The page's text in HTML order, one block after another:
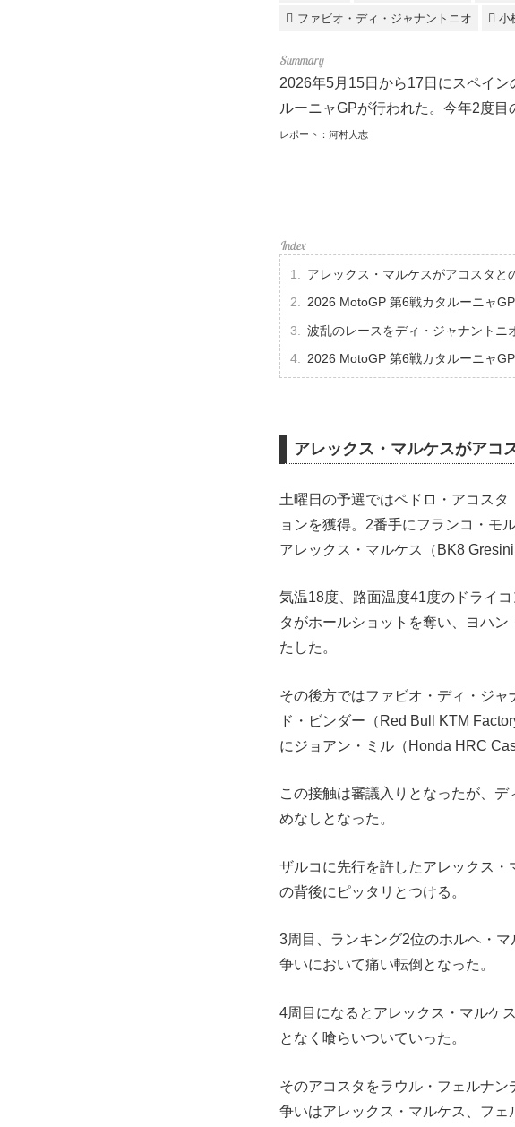
ファビオ・ディ・ジャナントニオ 小
2026年5月15日から17日にスペイ
ルーニャGPが行われた。今年2度目
レポート：河村大志
アレックス・マルケスがアコスタと
2026 MotoGP 第6戦カタルーニャ
波乱のレースをディ・ジャナントニ
2026 MotoGP 第6戦カタルーニャ
アレックス・マルケスがアコ
土曜日の予選ではペドロ・アコス
ョンを獲得。2番手にフランコ・モ
アレックス・マルケス（BK8
気温18度、路面温度41度のドライ
タがホールショットを奪い、ヨハ
たした。
その後方ではファビオ・ディ・ジ
ド・ビンダー（Red Bull KTM
にジョアン・ミル（Honda HRC
この接触は審議入りとなったが、
めなしとなった。
ザルコに先行を許したアレックス
の背後にピッタリとつける。
3周目、ランキング2位のホルヘ・
争いにおいて痛い転倒となった。
4周目になるとアレックス・マルケ
となく喰らいついていった。
そのアコスタをラウル・フェルナ
争いはアレックス・マルケス、フ